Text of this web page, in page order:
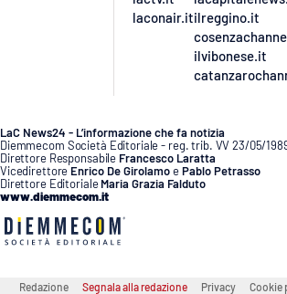
laconair.itilreggino.it
ilvibonese.it
LaC News24 - L’informazione che fa notizia
Diemmecom Società Editoriale - reg. trib. VV 23/05/
Direttore Responsabile Francesco Laratta
Vicedirettore Enrico De GirolamoePablo Petrasso
Direttore Editoriale Maria Grazia Falduto
www.diemmecom.it
Redazione Segnala alla redazione Privacy Cookie